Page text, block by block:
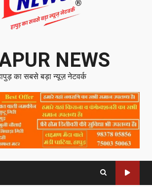
NEWS
का सबसे बड़ा न्यूज़ नेटवर्क